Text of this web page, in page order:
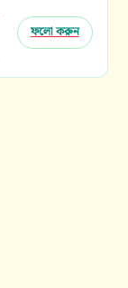
ফলো করুন